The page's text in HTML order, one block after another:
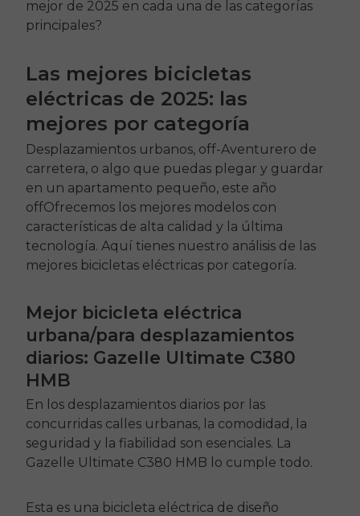
mejor de 2025 en cada una de las categorías
principales?
Las mejores bicicletas
eléctricas de 2025: las
mejores por categoría
Desplazamientos urbanos, off-Aventurero de
carretera, o algo que puedas plegar y guardar
en un apartamento pequeño, este año
offOfrecemos los mejores modelos con
características de alta calidad y la última
tecnología. Aquí tienes nuestro análisis de las
mejores bicicletas eléctricas por categoría.
Mejor bicicleta eléctrica
urbana/para desplazamientos
diarios: Gazelle Ultimate C380
HMB
En los desplazamientos diarios por las
concurridas calles urbanas, la comodidad, la
seguridad y la fiabilidad son esenciales. La
Gazelle Ultimate C380 HMB lo cumple todo.
Esta es una bicicleta eléctrica de diseño